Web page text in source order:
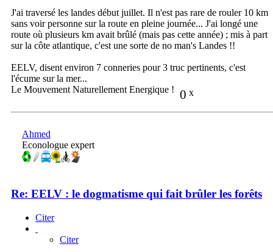
J'ai traversé les landes début juillet. Il n'est pas rare de rouler 10 km
sans voir personne sur la route en pleine journée... J'ai longé une
route où plusieurs km avait brûlé (mais pas cette année) ; mis à part
sur la côte atlantique, c'est une sorte de no man's Landes !!
EELV, disent environ 7 conneries pour 3 truc pertinents, c'est
l'écume sur la mer...
0 x
Le Mouvement Naturellement Energique !
Ahmed
Econologue expert
Re: EELV : le dogmatisme qui fait brûler les forêts
Citer
Citer